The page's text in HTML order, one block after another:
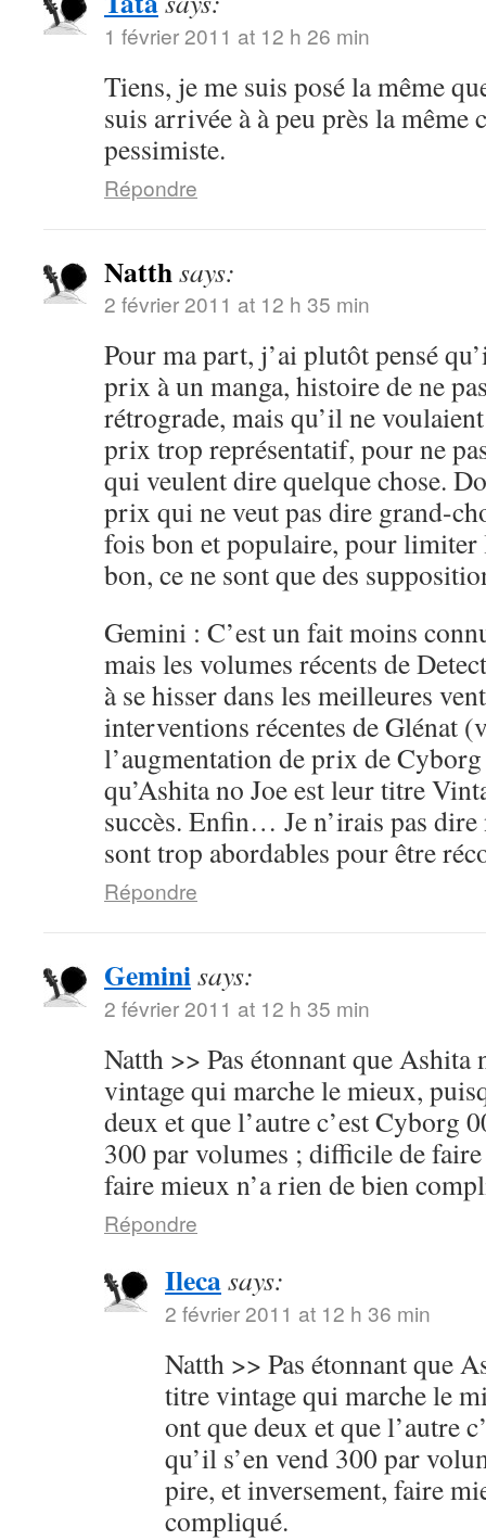
1 février 2011 at 12 h 26 min
Tiens, je me suis posé la même
suis arrivée à à peu près la même
pessimiste.
Répondre
Natthsays:
2 février 2011 at 12 h 35 min
Pour ma part, j’ai plutôt pensé
prix à un manga, histoire de ne
rétrograde, mais qu’il ne
prix trop représentatif, pour ne
qui veulent dire quelque chose.
prix qui ne veut pas dire grand-
fois bon et populaire, pour
bon, ce ne sont que des
Gemini : C’est un fait moins
mais les volumes récents de
à se hisser dans les meilleures
interventions récentes de Glénat
l’augmentation de prix de
qu’Ashita no Joe est leur titre
succès. Enfin… Je n’irais pas
sont trop abordables pour être
Répondre
Geminisays:
2 février 2011 at 12 h 35 min
Natth >> Pas étonnant que
vintage qui marche le mieux,
deux et que l’autre c’est Cyborg
300 par volumes ; difficile de
faire mieux n’a rien de bien
Répondre
Ilecasays:
2 février 2011 at 12 h 36 min
Natth >> Pas étonnant que
titre vintage qui marche le
ont que deux et que l’autre
qu’il s’en vend 300 par
pire, et inversement, faire
compliqué.